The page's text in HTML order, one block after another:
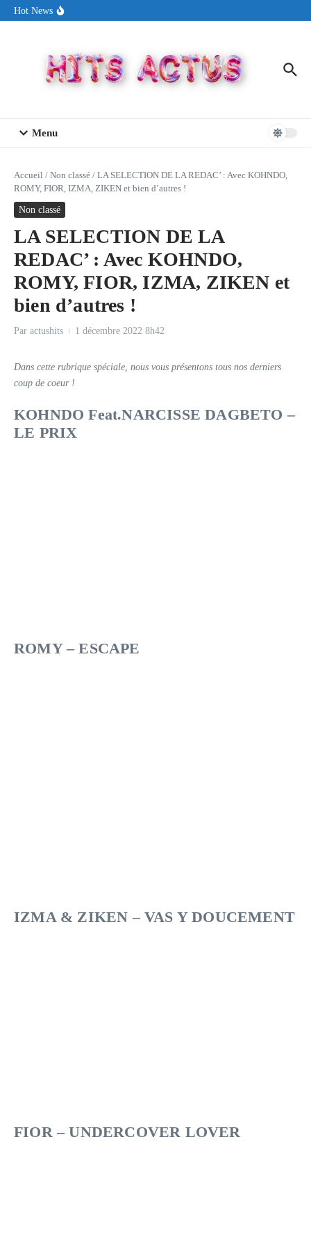
Aller au contenu
Hot News
« New Day »
Menu
Accueil / Non classé / LA SELECTION DE LA REDAC’ : Avec KOHNDO,
ROMY, FIOR, IZMA, ZIKEN et bien d’autres !
Non classé
LA SELECTION DE LA
REDAC’ : Avec KOHNDO,
ROMY, FIOR, IZMA, ZIKEN et
bien d’autres !
Par actushits 1 décembre 2022 8h42
Dans cette rubrique spéciale, nous vous présentons tous nos derniers
coup de coeur !
KOHNDO Feat.NARCISSE DAGBETO –
LE PRIX
ROMY – ESCAPE
IZMA & ZIKEN – VAS Y DOUCEMENT
FIOR – UNDERCOVER LOVER